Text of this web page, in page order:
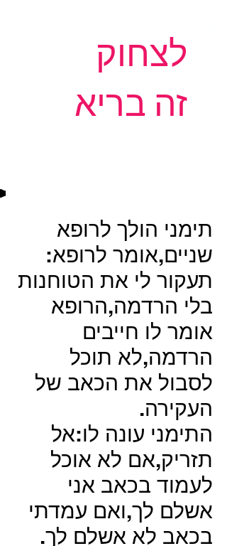
לצחוק
זה בריא
תימני הולך לרופא
שניים,אומר לרופא:
תעקור לי את הטוחנות
בלי הרדמה,הרופא
אומר לו חייבים
הרדמה,לא תוכל
לסבול את הכאב של
העקירה.
התימני עונה לו:אל
תזריק,אם לא אוכל
לעמוד בכאב אני
אשלם לך,ואם עמדתי
בכאב לא אשלם לך.